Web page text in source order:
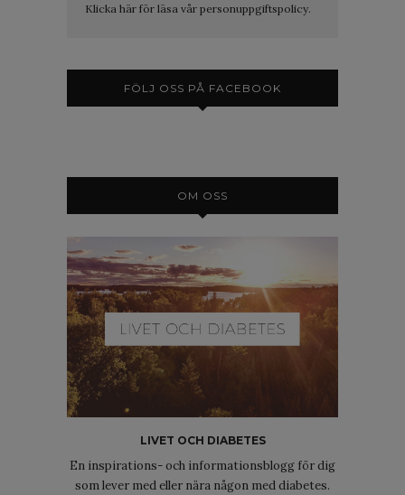
Klicka här för läsa vår personuppgiftspolicy.
FÖLJ OSS PÅ FACEBOOK
OM OSS
LIVET OCH DIABETES
En inspirations- och informationsblogg för dig
som lever med eller nära någon med diabetes.